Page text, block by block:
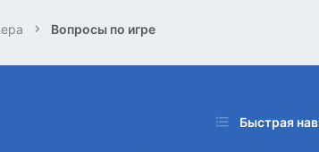
Вопросы по игре
Быстрая